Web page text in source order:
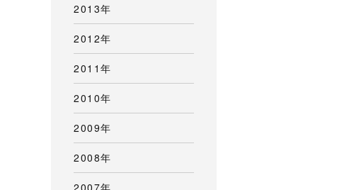
2013年
2012年
2011年
2010年
2009年
2008年
2007年